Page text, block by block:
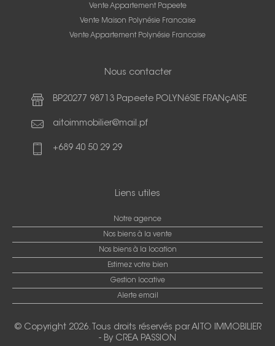
Vente Appartement Papeete
Vente Maison Polynésie Francaise
Vente Appartement Polynésie Francaise
Nous contacter
BP20277 98713 Papeete POLYNéSIE FRANçAISE
aitoimmobilier@mail.pf
+689 40 50 29 29
Liens utiles
Notre agence
Nos biens à la vente
Nos biens à la location
Estimez votre bien
Gestion locative
Alerte email
© Copyright 2026. Tous droits réservés parAITO IMMOBILIER
- By CREA PASSION